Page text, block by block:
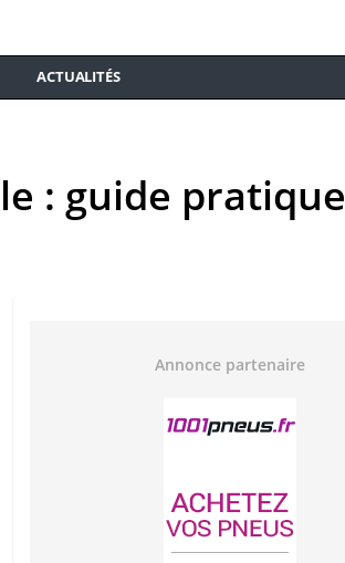
ACTUALITÉS
: guide pratique
Annonce partenaire